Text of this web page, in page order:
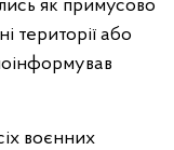
як примусово
території або
воєнних